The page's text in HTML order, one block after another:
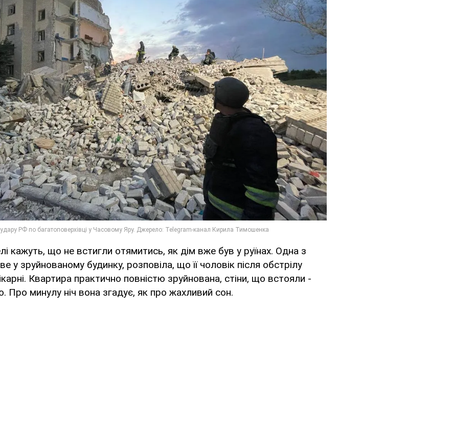
кажуть, що не встигли отямитись, як дім вже був у руїнах. Одна з
у зруйнованому будинку, розповіла, що її чоловік після обстрілу
Квартира практично повністю зруйнована, стіни, що встояли -
Про минулу ніч вона згадує, як про жахливий сон.